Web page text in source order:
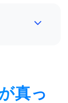
真っ